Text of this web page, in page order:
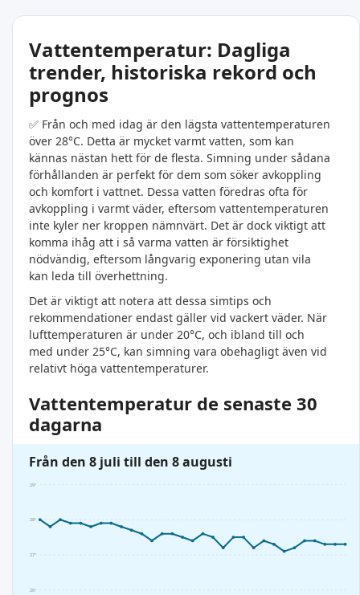
Vattentemperatur: Dagliga
trender, historiska rekord och
prognos
✅ Från och med idag är den lägsta vattentemperaturen
över 28°C. Detta är mycket varmt vatten, som kan
kännas nästan hett för de flesta. Simning under sådana
förhållanden är perfekt för dem som söker avkoppling
och komfort i vattnet. Dessa vatten föredras ofta för
avkoppling i varmt väder, eftersom vattentemperaturen
inte kyler ner kroppen nämnvärt. Det är dock viktigt att
komma ihåg att i så varma vatten är försiktighet
nödvändig, eftersom långvarig exponering utan vila
kan leda till överhettning.
Det är viktigt att notera att dessa simtips och
rekommendationer endast gäller vid vackert väder. När
lufttemperaturen är under 20°C, och ibland till och
med under 25°C, kan simning vara obehagligt även vid
relativt höga vattentemperaturer.
Vattentemperatur de senaste 30
dagarna
Från den 8 juli till den 8 augusti
26°
27°
28°
29°